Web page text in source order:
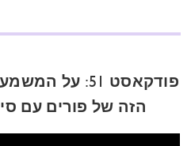
פודקאסט 51:
הזה של פורים עם